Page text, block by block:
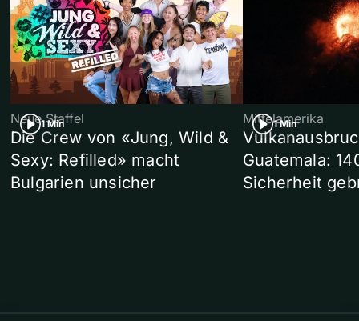
1 Min
Neue Staffel
Die Crew von «Jung, Wild &
Sexy: Refilled» macht
Bulgarien unsicher
1 Min
Mittelamerika
Guatemala:
Sicherheit